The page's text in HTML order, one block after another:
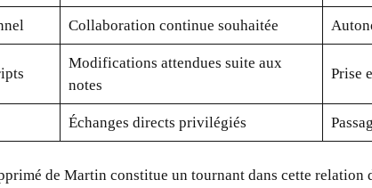
Collaboration continue souhaitée
Modifications attendues suite aux
notes
Prise
Échanges directs privilégiés
de Martin constitue un tournant dans cette relation